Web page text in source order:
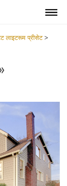
लाइटरूम प्रीसेट>